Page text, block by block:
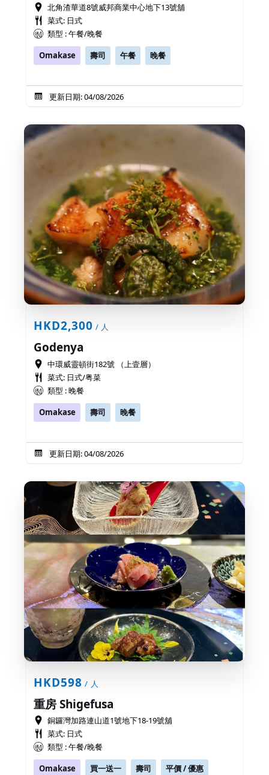
北角渣華道8號威邦商業中心地下13號舖
菜式: 日式
類型 : 午餐/晚餐
Omakase
壽司 午餐 晚餐
更新日期: 04/08/2026
HKD2,300 / 人
Godenya
中環威靈頓街182號 （上壹層）
菜式: 日式/粤菜
類型 : 晚餐
Omakase
壽司 晚餐
更新日期: 04/08/2026
HKD598 / 人
重房 Shigefusa
銅鑼灣加路連山道1號地下18-19號舖
菜式: 日式
類型 : 午餐/晚餐
Omakase
買一送一 壽司 平價 / 優惠